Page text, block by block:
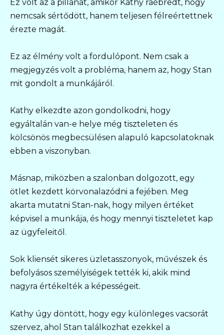
Ez volt az a pillanat, amikor Kathy ráébredt, hogy
nemcsak sértődött, hanem teljesen félreértettnek
érezte magát.
Ez az élmény volt a fordulópont. Nem csak a
megjegyzés volt a probléma, hanem az, hogy Stan
mit gondolt a munkájáról.
Kathy elkezdte azon gondolkodni, hogy
egyáltalán van-e helye még tiszteleten és
kölcsönös megbecsülésen alapuló kapcsolatoknak
ebben a viszonyban.
Másnap, miközben a szalonban dolgozott, egy
ötlet kezdett körvonalazódni a fejében. Meg
akarta mutatni Stan-nak, hogy milyen értéket
képvisel a munkája, és hogy mennyi tiszteletet kap
az ügyfeleitől.
Sok kliensét sikeres üzletasszonyok, művészek és
befolyásos személyiségek tették ki, akik mind
nagyra értékelték a képességeit.
Kathy úgy döntött, hogy egy különleges vacsorát
szervez, ahol Stan találkozhat ezekkel a